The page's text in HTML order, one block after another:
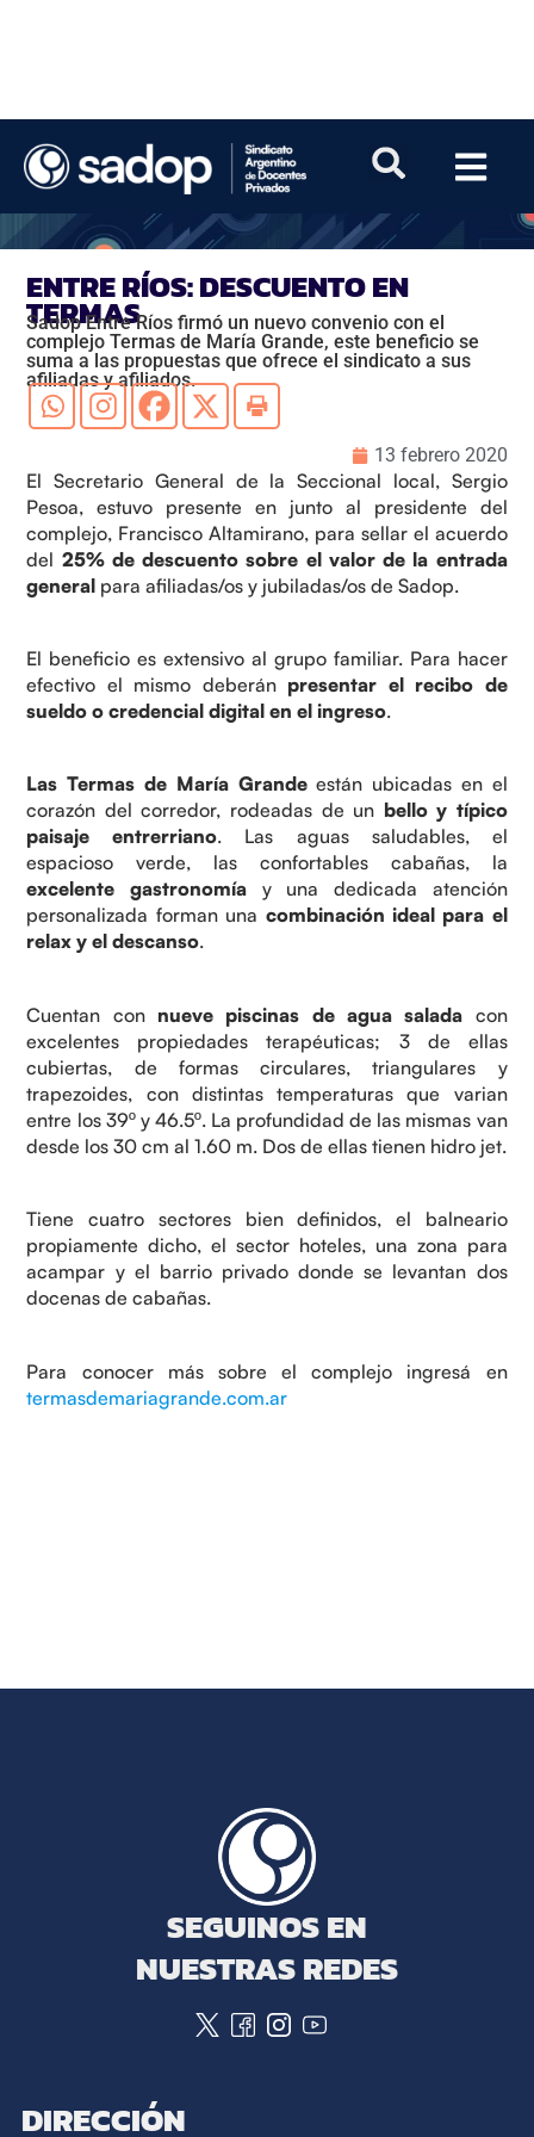
ENTRE RÍOS: DESCUENTO EN
TERMAS
Sadop Entre Ríos firmó un nuevo convenio con el
complejo Termas de María Grande, este beneficio se
suma a las propuestas que ofrece el sindicato a sus
afiliadas y afiliados.
13 febrero 2020
El Secretario General de la Seccional local, Sergio
Pesoa, estuvo presente en junto al presidente del
complejo, Francisco Altamirano, para sellar el acuerdo
del 25% de descuento sobre el valor de la entrada
general para afiliadas/os y jubiladas/os de Sadop.
El beneficio es extensivo al grupo familiar. Para hacer
efectivo el mismo deberánpresentar el recibo de
sueldo o credencial digital en el ingreso.
Las Termas de María Grandeestán ubicadas en el
corazón del corredor, rodeadas de un bello y típico
paisaje entrerriano. Las aguas saludables, el
espacioso verde, las confortables cabañas, la
excelente gastronomía y una dedicada atención
personalizada forman una combinación ideal para el
relax y el descanso.
Cuentan con nueve piscinas de agua salada con
excelentes propiedades terapéuticas; 3 de ellas
cubiertas, de formas circulares, triangulares y
trapezoides, con distintas temperaturas que varian
entre los 39º y 46.5º. La profundidad de las mismas van
desde los 30 cm al 1.60 m. Dos de ellas tienen hidro jet.
Tiene cuatro sectores bien definidos, el balneario
propiamente dicho, el sector hoteles, una zona para
acampar y el barrio privado donde se levantan dos
docenas de cabañas.
Para conocer más sobre el complejo ingresá en
termasdemariagrande.com.ar
SEGUINOS EN
NUESTRAS REDES
DIRECCIÓN